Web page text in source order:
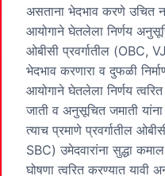
असताना भेदभाव करणे उचित
आयोगाने घेतलेला निर्णय
ओबीसी प्रवर्गातील (OBC,
भेदभाव करणारा व दुफळी
आयोगाने घेतलेला निर्णय
जाती व अनुसूचित जमाती यांना
त्याच प्रमाणे प्रवर्गातील
SBC) उमेदवारांना सुद्धा
घोषणा त्वरित करण्यात यावी